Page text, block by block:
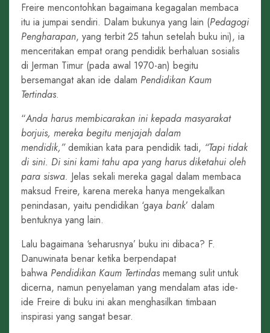
Freire mencontohkan bagaimana kegagalan membaca
itu ia jumpai sendiri. Dalam bukunya yang lain (Pedagogi
Pengharapan, yang terbit 25 tahun setelah buku ini), ia
menceritakan empat orang pendidik berhaluan sosialis
di Jerman Timur (pada awal 1970-an) begitu
bersemangat akan ide dalam Pendidikan Kaum
Tertindas.
“Anda harus membicarakan ini kepada masyarakat
borjuis, mereka begitu menjajah dalam
mendidik,”demikian kata para pendidik tadi, “Tapi tidak
di sini. Di sini kami tahu apa yang harus diketahui oleh
para siswa. Jelas sekali mereka gagal dalam membaca
maksud Freire, karena mereka hanya mengekalkan
penindasan, yaitu pendidikan ‘gaya bank’ dalam
bentuknya yang lain.
Lalu bagaimana ‘seharusnya’ buku ini dibaca? F.
Danuwinata benar ketika berpendapat
bahwa Pendidikan Kaum Tertindas memang sulit untuk
dicerna, namun penyelaman yang mendalam atas ide-
ide Freire di buku ini akan menghasilkan timbaan
inspirasi yang sangat besar.